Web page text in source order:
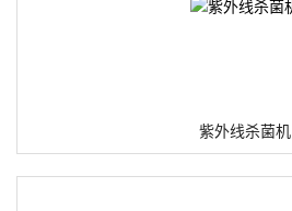
紫外线杀菌机